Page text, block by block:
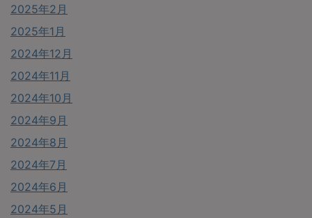
2025年2月
2025年1月
2024年12月
2024年11月
2024年10月
2024年9月
2024年8月
2024年7月
2024年6月
2024年5月